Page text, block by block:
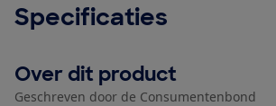
Specificaties
Over dit product
Geschreven door de Consumentenbond